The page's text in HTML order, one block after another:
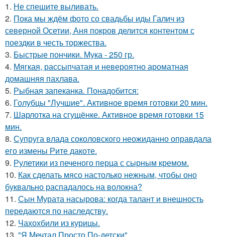
1. Не спешите выливать.
2. Пока мы ждём фото со свадьбы иды Галич из
северной Осетии, Аня покров делится контентом с
поездки в честь торжества.
3. Быстрые пончики. Мука - 250 гр.
4. Мягкая, рассыпчатая и невероятно ароматная
домашняя пахлава.
5. Рыбная запеканка. Понадобится:
6. Голубцы "Лучшие". Активное время готовки 20 мин.
7. Шарлотка на сгущёнке. Активное время готовки 15
мин.
8. Супруга влада соколовского неожиданно оправдала
его измены Рите дакоте.
9. Рулетики из печеного перца с сырным кремом.
10. Как сделать мясо настолько нежным, чтобы оно
буквально распадалось на волокна?
11. Сын Мурата насырова: когда талант и внешность
передаются по наследству.
12. Чахохбили из курицы.